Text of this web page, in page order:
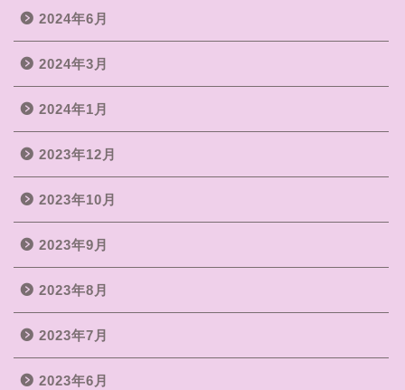
2024年6月
2024年3月
2024年1月
2023年12月
2023年10月
2023年9月
2023年8月
2023年7月
2023年6月